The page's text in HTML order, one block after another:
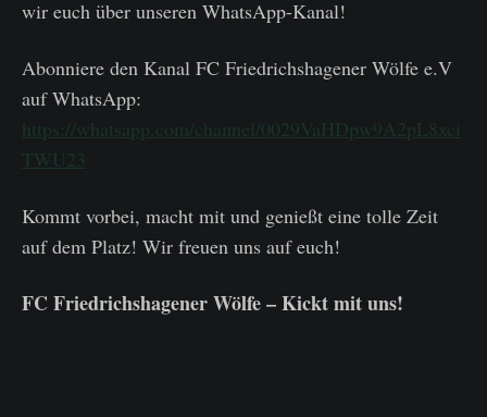
wir euch über unseren WhatsApp-Kanal!
Abonniere den Kanal FC Friedrichshagener Wölfe e.V
auf WhatsApp:
https://whatsapp.com/channel/0029VaHDpw9A2pL8xci
TWU23
Kommt vorbei, macht mit und genießt eine tolle Zeit
auf dem Platz! Wir freuen uns auf euch!
FC Friedrichshagener Wölfe – Kickt mit uns!